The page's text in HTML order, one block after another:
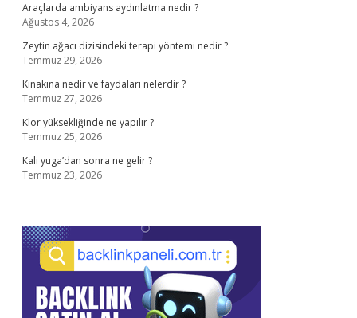
Araçlarda ambiyans aydınlatma nedir ?
Ağustos 4, 2026
Zeytin ağacı dizisindeki terapi yöntemi nedir ?
Temmuz 29, 2026
Kınakına nedir ve faydaları nelerdir ?
Temmuz 27, 2026
Klor yüksekliğinde ne yapılır ?
Temmuz 25, 2026
Kali yuga’dan sonra ne gelir ?
Temmuz 23, 2026